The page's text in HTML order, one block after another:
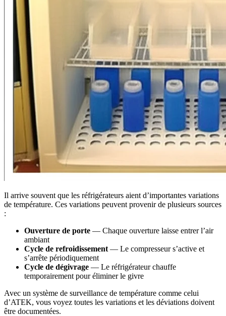
Il arrive souvent que les réfrigérateurs aient d’importantes variations
de température. Ces variations peuvent provenir de plusieurs sources
:
Ouverture de porte — Chaque ouverture laisse entrer l’air
ambiant
Cycle de refroidissement — Le compresseur s’active et
s’arrête périodiquement
Cycle de dégivrage — Le réfrigérateur chauffe
temporairement pour éliminer le givre
Avec un système de surveillance de température comme celui
d’ATEK, vous voyez toutes les variations et les déviations doivent
être documentées.